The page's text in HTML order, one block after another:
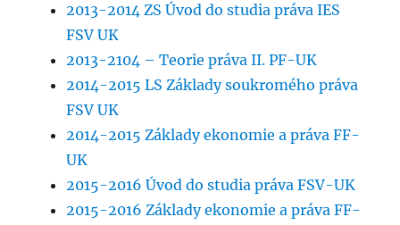
2013-2014 ZS Úvod do studia práva IES
FSV UK
2013-2104 – Teorie práva II. PF-UK
2014-2015 LS Základy soukromého práva
FSV UK
2014-2015 Základy ekonomie a práva FF-
UK
2015-2016 Úvod do studia práva FSV-UK
2015-2016 Základy ekonomie a práva FF-